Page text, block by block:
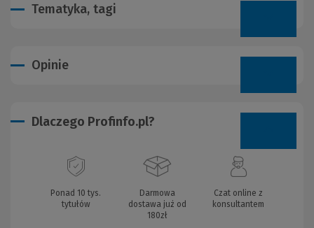
Tematyka, tagi
Opinie
Dlaczego Profinfo.pl?
Ponad 10 tys.
tytułów
Darmowa
dostawa już od
180zł
Czat online z
konsultantem